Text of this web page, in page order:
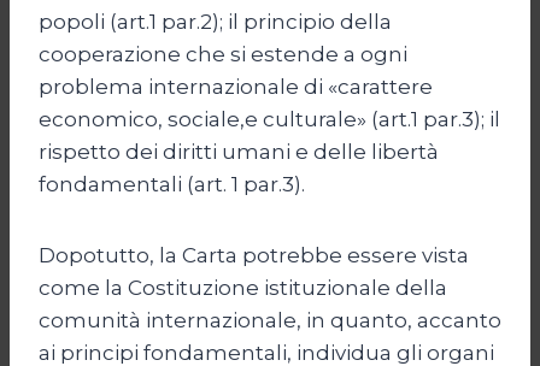
popoli (art.1 par.2); il principio della
cooperazione che si estende a ogni
problema internazionale di «carattere
economico, sociale,e culturale» (art.1 par.3); il
rispetto dei diritti umani e delle libertà
fondamentali (art. 1 par.3).
Dopotutto, la Carta potrebbe essere vista
come la Costituzione istituzionale della
comunità internazionale, in quanto, accanto
ai principi fondamentali, individua gli organi